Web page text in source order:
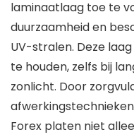
laminaatlaag toe te
duurzaamheid en
UV-stralen. Deze
te houden, zelfs bij
zonlicht. Door
Forex platen niet